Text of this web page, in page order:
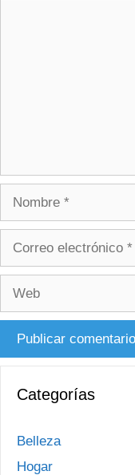
Categorías
Belleza
Hogar